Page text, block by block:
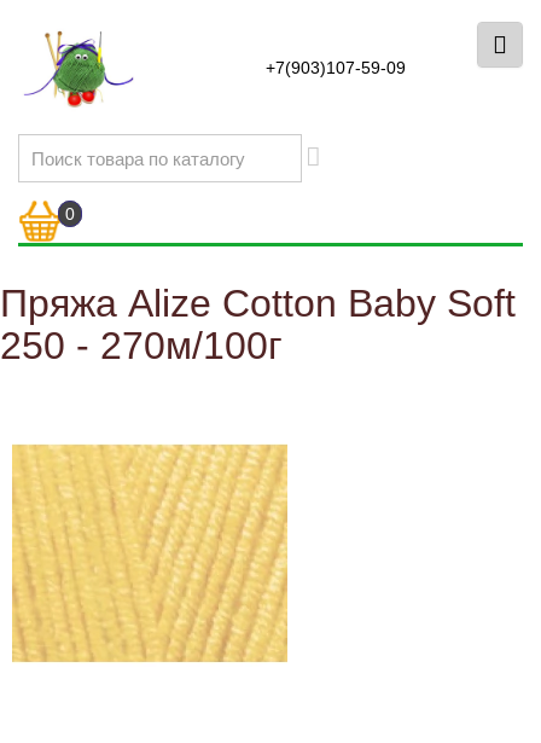
+7(903)107-59-09
0
Пряжа Alize Cotton Baby Soft
250 - 270м/100г